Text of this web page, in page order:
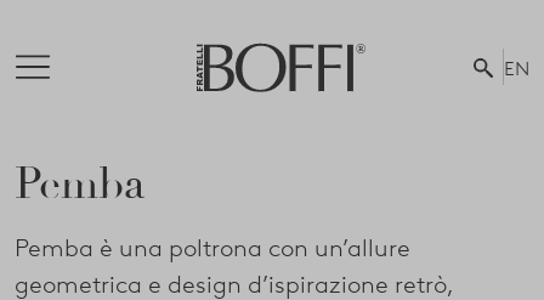
EN
Pemba
Pemba è una poltrona con un’allure
geometrica e design d’ispirazione retrò,